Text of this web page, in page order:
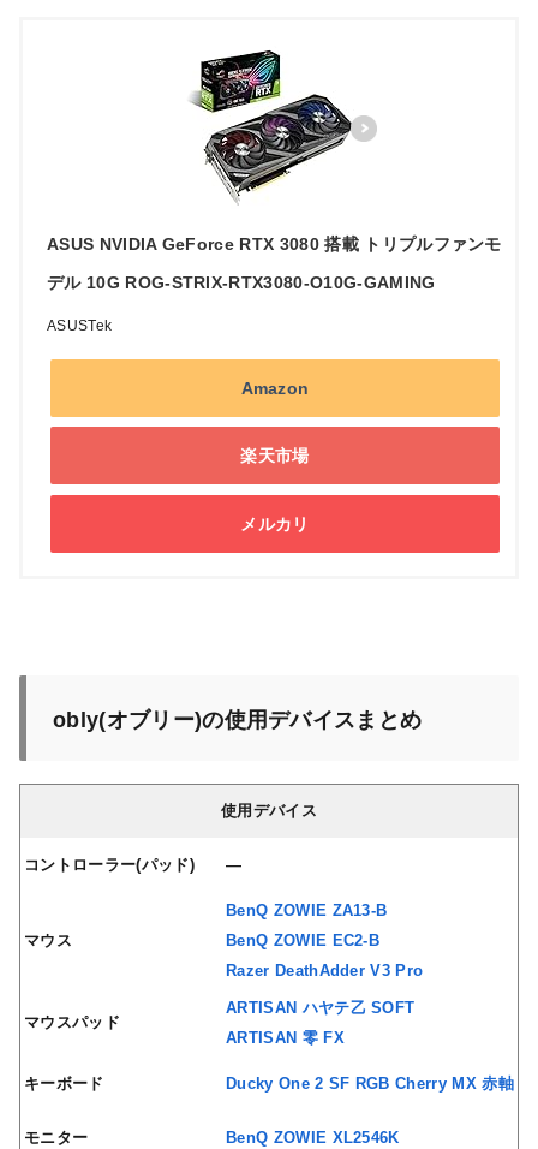
ASUS NVIDIA GeForce RTX 3080 搭載 トリプルファンモ
デル 10G ROG-STRIX-RTX3080-O10G-GAMING
ASUSTek
Amazon
楽天市場
メルカリ
obly(オブリー)の使用デバイスまとめ
使用デバイス
コントローラー(パッド) —
マウス
BenQ ZOWIE ZA13-B
BenQ ZOWIE EC2-B
Razer DeathAdder V3 Pro
マウスパッド
ARTISAN ハヤテ乙 SOFT
ARTISAN 零 FX
キーボード Ducky One 2 SF RGB Cherry MX 赤軸
モニター BenQ ZOWIE XL2546K